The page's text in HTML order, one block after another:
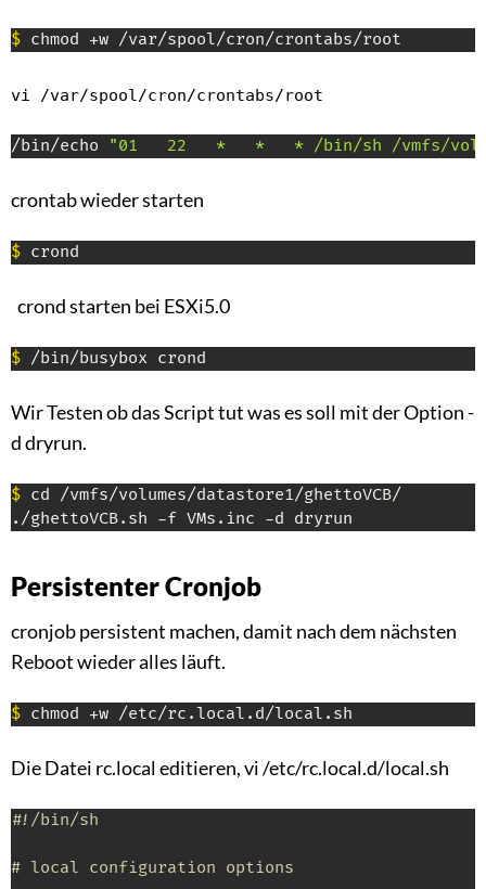
$ chmod +w /var/spool/cron/crontabs/root
vi /var/spool/cron/crontabs/root
/bin/echo "01   22   *   *   * /bin/sh /vmfs/
crontab wieder starten
$ crond
crond starten bei ESXi5.0
$ /bin/busybox crond
Wir Testen ob das Script tut was es soll mit der Option -
d dryrun.
$ cd /vmfs/volumes/datastore1/ghettoVCB/
./ghettoVCB.sh -f VMs.inc -d dryrun
Persistenter Cronjob
cronjob persistent machen, damit nach dem nächsten
Reboot wieder alles läuft.
$ chmod +w /etc/rc.local.d/local.sh
Die Datei rc.local editieren, vi /etc/rc.local.d/local.sh
#!/bin/sh
# local configuration options